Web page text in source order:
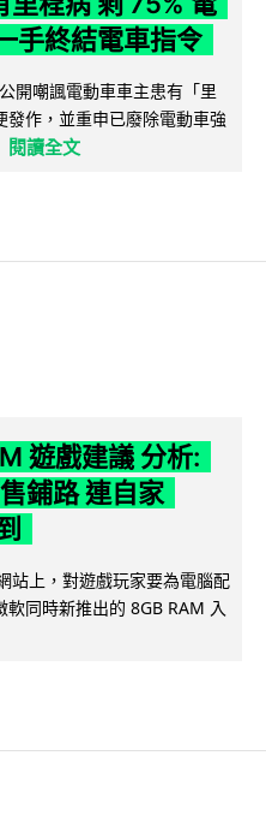
手終結電車指令
開嘲諷電動車車主患有「里
作，並重申已廢除電動車強
閱讀全文
遊戲建議 分析:
鋪路 連自家
站上，對遊戲玩家要為電腦配
同時新推出的 8GB RAM 入